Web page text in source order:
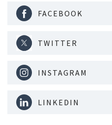
FACEBOOK
TWITTER
INSTAGRAM
LINKEDIN